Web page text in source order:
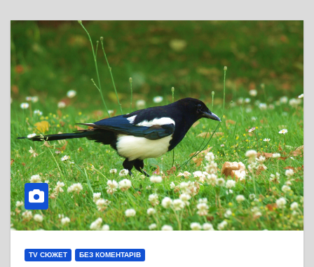
TV СЮЖЕТ БЕЗ КОМЕНТАРІВ